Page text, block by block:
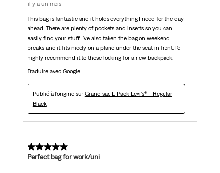
il y a un mois
This bag is fantastic and it holds everything I need for the day
ahead. There are plenty of pockets and inserts so you can
easily find your stuff. I've also taken the bag on weekend
breaks and it fits nicely on a plane under the seat in front. I'd
highly recommend it to those looking for a new backpack.
Traduire avec Google
Publié à l'origine sur Grand sac L-Pack Levi's® - Regular
Black
5 sur 5 étoiles.
Perfect bag for work/uni